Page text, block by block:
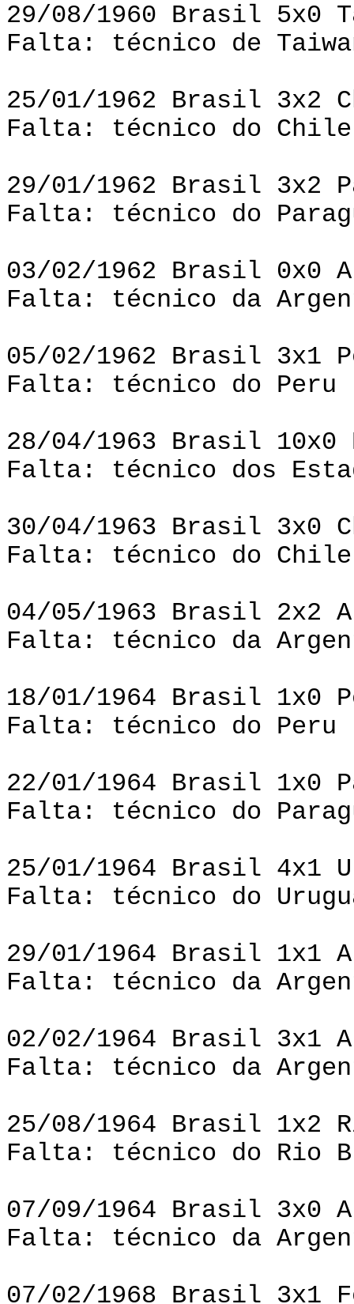
29/08/1960 Brasil 5x0
Falta: técnico de
25/01/1962 Brasil 3x2
Falta: técnico do Chile
29/01/1962 Brasil 3x2
Falta: técnico do
03/02/1962 Brasil 0x0
Falta: técnico da
05/02/1962 Brasil 3x1
Falta: técnico do Peru
28/04/1963 Brasil 10x0
Falta: técnico dos
30/04/1963 Brasil 3x0
Falta: técnico do Chile
04/05/1963 Brasil 2x2
Falta: técnico da
18/01/1964 Brasil 1x0
Falta: técnico do Peru
22/01/1964 Brasil 1x0
Falta: técnico do
25/01/1964 Brasil 4x1
Falta: técnico do
29/01/1964 Brasil 1x1
Falta: técnico da
02/02/1964 Brasil 3x1
Falta: técnico da
25/08/1964 Brasil 1x2
Falta: técnico do Rio
07/09/1964 Brasil 3x0
Falta: técnico da
07/02/1968 Brasil 3x1